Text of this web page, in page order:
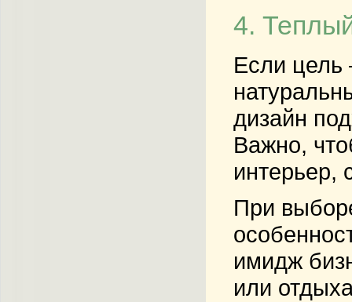
4.
Если цель
дизайн
Важно,
интерьер,
При
имидж
или